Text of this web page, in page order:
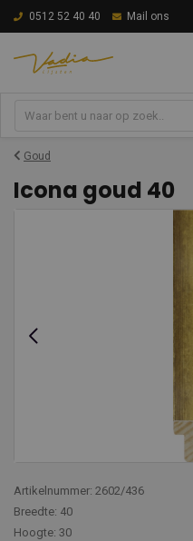
0512 52 40 40 Mail ons
Goud
Icona goud 40
Artikelnummer: 2602/436
Breedte: 40
Hoogte: 30